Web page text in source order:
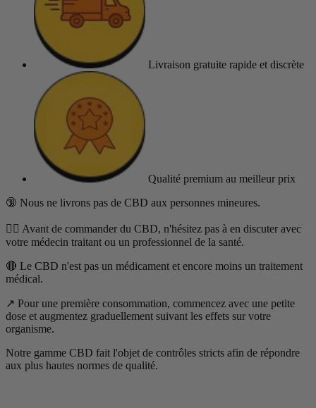
Livraison gratuite rapide et discrète
Qualité premium au meilleur prix
🔞 Nous ne livrons pas de CBD aux personnes mineures.
👨‍⚕️ Avant de commander du CBD, n'hésitez pas à en discuter avec
votre médecin traitant ou un professionnel de la santé.
🔴 Le CBD n'est pas un médicament et encore moins un traitement
médical.
↗️ Pour une première consommation, commencez avec une petite
dose et augmentez graduellement suivant les effets sur votre
organisme.
Notre gamme CBD fait l'objet de contrôles stricts afin de répondre
aux plus hautes normes de qualité.